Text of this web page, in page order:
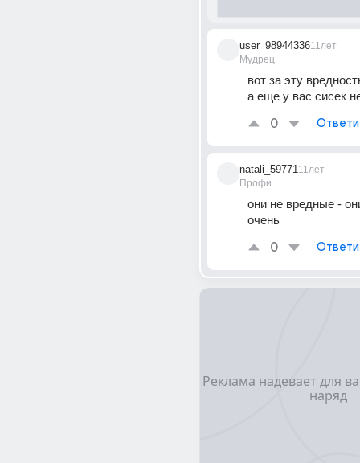
user_98944336
Мудрец
11лет
вот за эту
а еще у вас сисек
0
natali_59771
Профи
11лет
они не вредные -
очень
0